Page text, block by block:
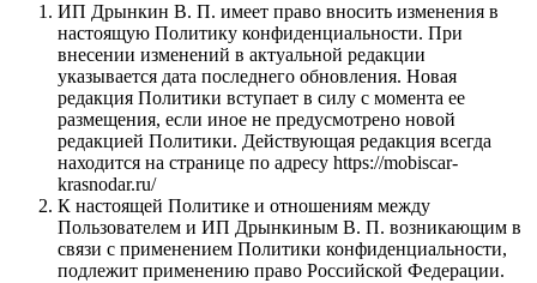
ИП Дрынкин В. П. имеет право вносить изменения в
настоящую Политику конфиденциальности. При
внесении изменений в актуальной редакции
указывается дата последнего обновления. Новая
редакция Политики вступает в силу с момента ее
размещения, если иное не предусмотрено новой
редакцией Политики. Действующая редакция всегда
находится на странице по адресу https://mobiscar-
krasnodar.ru/
К настоящей Политике и отношениям между
Пользователем и ИП Дрынкиным В. П. возникающим в
связи с применением Политики конфиденциальности,
подлежит применению право Российской Федерации.